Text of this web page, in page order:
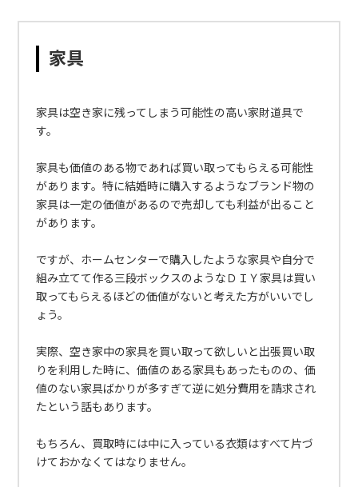
家具
家具は空き家に残ってしまう可能性の高い家財道具で
す。
家具も価値のある物であれば買い取ってもらえる可能性
があります。特に結婚時に購入するようなブランド物の
家具は一定の価値があるので売却しても利益が出ること
があります。
ですが、ホームセンターで購入したような家具や自分で
組み立てて作る三段ボックスのようなＤＩＹ家具は買い
取ってもらえるほどの価値がないと考えた方がいいでし
ょう。
実際、空き家中の家具を買い取って欲しいと出張買い取
りを利用した時に、価値のある家具もあったものの、価
値のない家具ばかりが多すぎて逆に処分費用を請求され
たという話もあります。
もちろん、買取時には中に入っている衣類はすべて片づ
けておかなくてはなりません。